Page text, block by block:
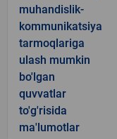
muhandislik-
kommunikatsiya
tarmoqlariga
ulash mumkin
bo'lgan
quvvatlar
to'g'risida
ma'lumotlar